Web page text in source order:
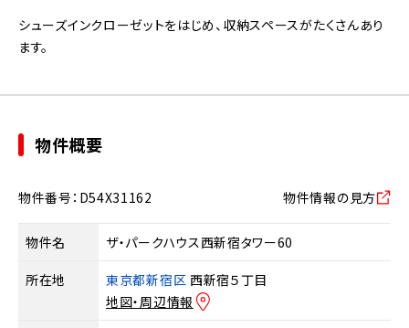
シューズインクローゼットをはじめ、収納スペースがたくさんあり
ます。
物件概要
物件番号：D54X31162 物件情報の見方
物件名 ザ・パークハウス西新宿タワー60
所在地 東京都新宿区 西新宿５丁目
地図・周辺情報